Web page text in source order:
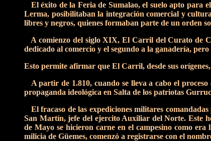
El éxito de la Feria de Sumalao, el suelo apto para
Lerma, posibilitaban la integración comercial y
libres y negros, quienes formaban parte de un orden
A comienzo del siglo XIX, El Carril del Curato de
dedicado al comercio y el segundo a la ganadería,
Esto permite afirmar que El Carril, desde sus
A partir de 1.810, cuando se lleva a cabo el
propaganda ideológica en Salta de los patriotas
El fracaso de las expediciones militares
San Martín, jefe del ejercito Auxiliar del Norte. Este
de Mayo se hicieron carne en el campesino como
milicia de Güemes, comenzó a registrarse con el